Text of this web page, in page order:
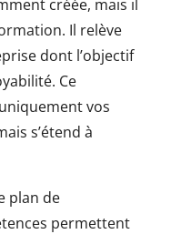
créée, mais il
Il relève
dont l’objectif
Ce
vos
s’étend à
plan de
permettent